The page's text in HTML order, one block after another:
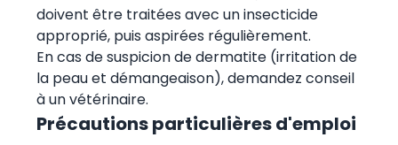
doivent être traitées avec un insecticide
approprié, puis aspirées régulièrement.
En cas de suspicion de dermatite (irritation de
la peau et démangeaison), demandez conseil
à un vétérinaire.
Précautions particulières d'emploi